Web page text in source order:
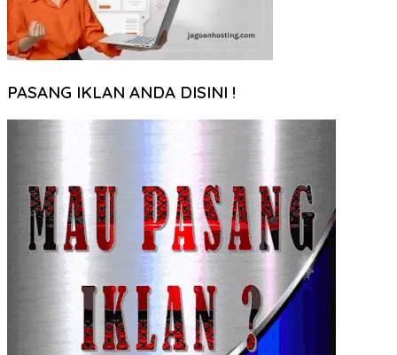
PASANG IKLAN ANDA DISINI !